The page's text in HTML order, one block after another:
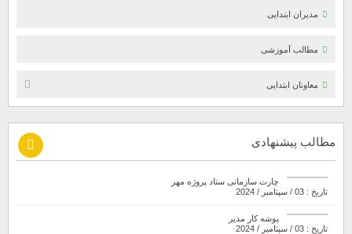
مدیران ابتدایی
مطالب آموزشی
معاونان ابتدایی
مطالب پیشنهادی
چارت سازمانی ستاد پروژه مهر
تاریخ : 03 / سپتامبر / 2024
پوشه کار مدیر
تاریخ : 03 / سپتامبر / 2024